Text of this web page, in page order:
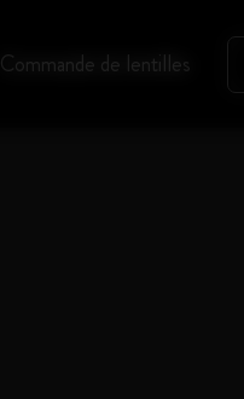
Commande de lentilles